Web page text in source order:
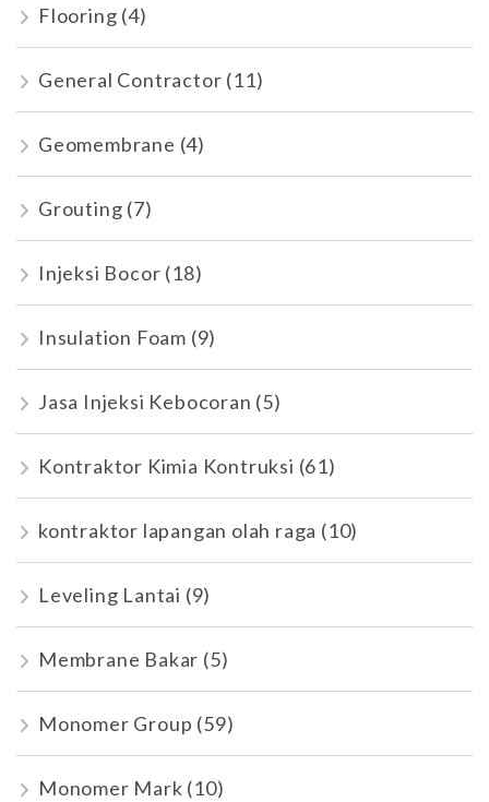
Flooring (4)
General Contractor (11)
Geomembrane (4)
Grouting (7)
Injeksi Bocor (18)
Insulation Foam (9)
Jasa Injeksi Kebocoran (5)
Kontraktor Kimia Kontruksi (61)
kontraktor lapangan olah raga (10)
Leveling Lantai (9)
Membrane Bakar (5)
Monomer Group (59)
Monomer Mark (10)